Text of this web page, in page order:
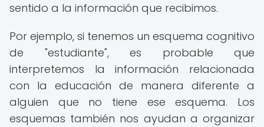
sentido a la información que recibimos.
Por ejemplo, si tenemos un esquema cognitivo
de "estudiante", es probable que
interpretemos la información relacionada
con la educación de manera diferente a
alguien que no tiene ese esquema. Los
esquemas también nos ayudan a organizar